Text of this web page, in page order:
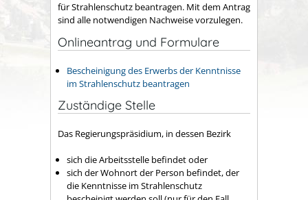
für Strahlenschutz beantragen. Mit dem Antrag
sind alle notwendigen Nachweise vorzulegen.
Onlineantrag und Formulare
Bescheinigung des Erwerbs der Kenntnisse
im Strahlenschutz beantragen
Zuständige Stelle
Das Regierungspräsidium, in dessen Bezirk
sich die Arbeitsstelle befindet oder
sich der Wohnort der Person befindet, der
die Kenntnisse im Strahlenschutz